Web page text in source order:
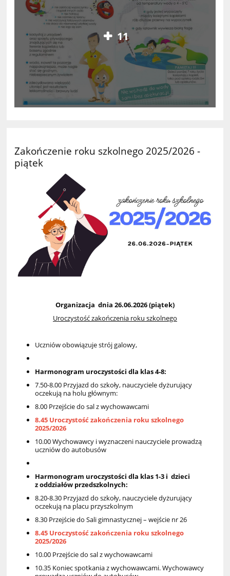
11
Zakończenie roku szkolnego 2025/2026 -
piątek
Organizacja dnia 26.06.2026 (piątek)
Uroczystość zakończenia roku szkolnego
Uczniów obowiązuje strój galowy,
Harmonogram uroczystości dla klas 4-8:
7.50-8.00 Przyjazd do szkoły, nauczyciele dyżurujący
oczekują na holu głównym:
8.00 Przejście do sal z wychowawcami
8.45 Uroczystość zakończenia roku szkolnego
2025/2026
10.00 Wychowawcy i wyznaczeni nauczyciele prowadzą
uczniów do autobusów
Harmonogram uroczystości dla klas 1-3 i dzieci
z oddziałów przedszkolnych:
8.20-8.30 Przyjazd do szkoły, nauczyciele dyżurujący
oczekują na placu przyszkolnym
8.30 Przejście do Sali gimnastycznej – wejście nr 26
8.45 Uroczystość zakończenia roku szkolnego
2025/2026
10.00 Przejście do sal z wychowawcami
10.35 Koniec spotkania z wychowawcami. Wychowawcy